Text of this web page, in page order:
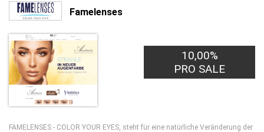
Famelenses
10,00%
PRO SALE
FAMELENSES - COLOR YOUR EYES, steht für eine natürliche Veränderung der